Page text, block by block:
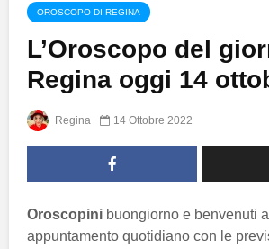
OROSCOPO DI REGINA
L’Oroscopo del
Regina oggi 14
Regina 14 Ottobre 2022
Oroscopini buongiorno e benvenuti
appuntamento quotidiano con le